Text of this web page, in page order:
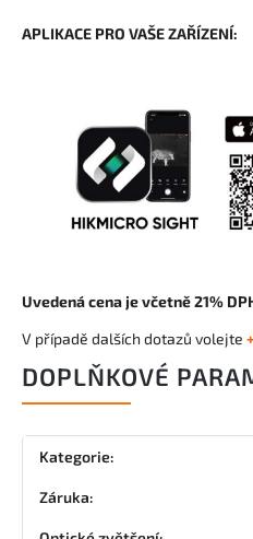
APLIKACE PRO VAŠE ZAŘÍZENÍ:
Uvedená cena je včetně 21%
V případě dalších dotazů volejte
DOPLŇKOVÉ
Kategorie:
Záruka: